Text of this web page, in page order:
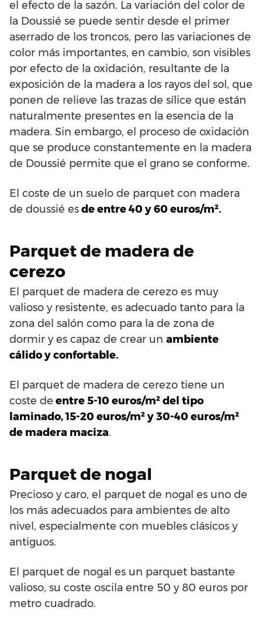
el efecto de la sazón. La variación del color de
la Doussié se puede sentir desde el primer
aserrado de los troncos, pero las variaciones de
color más importantes, en cambio, son visibles
por efecto de la oxidación, resultante de la
exposición de la madera a los rayos del sol, que
ponen de relieve las trazas de sílice que están
naturalmente presentes en la esencia de la
madera. Sin embargo, el proceso de oxidación
que se produce constantemente en la madera
de Doussié permite que el grano se conforme.
El coste de un suelo de parquet con madera
de doussié esde entre 40 y 60 euros/m².
Parquet de madera de
cerezo
El parquet de madera de cerezo es muy
valioso y resistente, es adecuado tanto para la
zona del salón como para la de zona de
dormir y es capaz de crear un ambiente
cálido y confortable.
El parquet de madera de cerezo tiene un
coste de entre 5-10 euros/m² del tipo
laminado, 15-20 euros/m² y 30-40 euros/m²
de madera maciza.
Parquet de nogal
Precioso y caro, el parquet de nogal es uno de
los más adecuados para ambientes de alto
nivel, especialmente con muebles clásicos y
antiguos.
El parquet de nogal es un parquet bastante
valioso, su coste oscila entre 50 y 80 euros por
metro cuadrado.